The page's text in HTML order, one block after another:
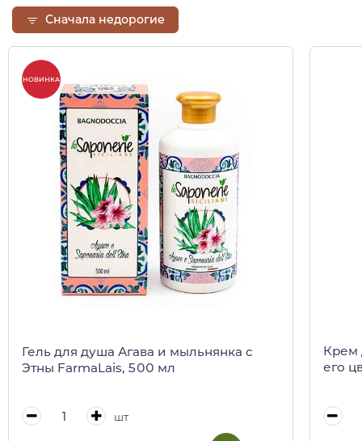
Сначала недорогие
НОВИНКА
Гель для душа Агава и мыльнянка с
Этны FarmaLais, 500 мл
шт
Крем
его